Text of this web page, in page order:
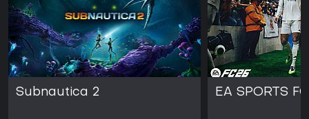
Subnautica 2 EA SPORTS